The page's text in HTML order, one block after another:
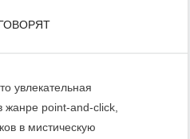
увлекательная
жанре point-and-click,
в мистическую